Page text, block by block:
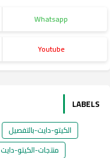
Whatsapp
Youtube
LABELS
الكيتو-دايت-بالتفصيل
منتجات-الكيتو-دايت